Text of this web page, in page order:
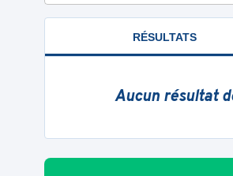
RÉSULTATS
Aucun résultat